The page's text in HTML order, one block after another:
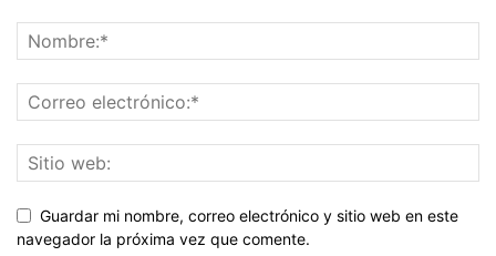
Guardar mi nombre, correo electrónico y sitio web en este
navegador la próxima vez que comente.